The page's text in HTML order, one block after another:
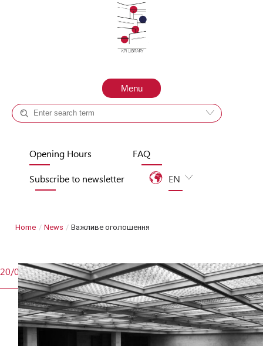
Menu
Opening Hours
FAQ
Subscribe to newsletter
EN
Home / News / Важливе оголошення
20/05